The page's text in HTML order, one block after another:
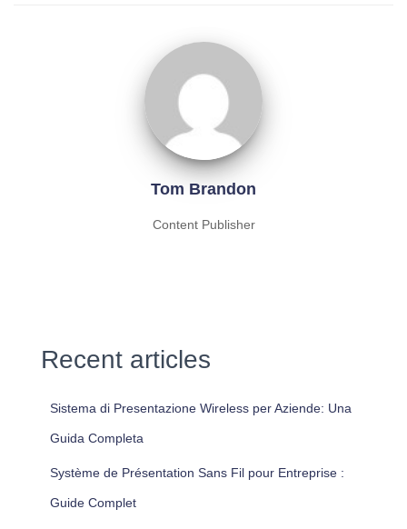
Tom Brandon
Content Publisher
Recent articles
Sistema di Presentazione Wireless per Aziende: Una
Guida Completa
Système de Présentation Sans Fil pour Entreprise :
Guide Complet